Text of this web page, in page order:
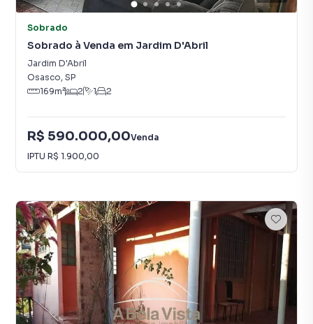
Sobrado
Sobrado à Venda em Jardim D'Abril
Jardim D'Abril
Osasco, SP
169m² 2 1 2
R$ 590.000,00Venda
IPTU R$ 1.900,00